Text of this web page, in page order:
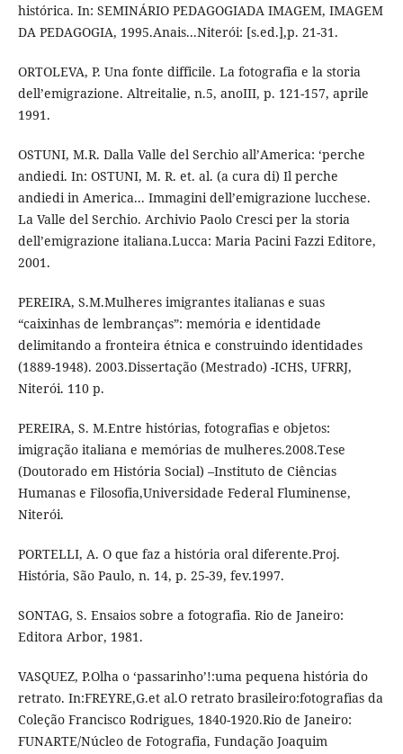
histórica. In: SEMINÁRIO PEDAGOGIADA IMAGEM, IMAGEM
DA PEDAGOGIA, 1995.Anais...Niterói: [s.ed.],p. 21-31.
ORTOLEVA, P. Una fonte difficile. La fotografia e la storia
dell’emigrazione. Altreitalie, n.5, anoIII, p. 121-157, aprile
1991.
OSTUNI, M.R. Dalla Valle del Serchio all’America: ‘perche
andiedi. In: OSTUNI, M. R. et. al. (a cura di) Il perche
andiedi in America... Immagini dell’emigrazione lucchese.
La Valle del Serchio. Archivio Paolo Cresci per la storia
dell’emigrazione italiana.Lucca: Maria Pacini Fazzi Editore,
2001.
PEREIRA, S.M.Mulheres imigrantes italianas e suas
“caixinhas de lembranças”: memória e identidade
delimitando a fronteira étnica e construindo identidades
(1889-1948). 2003.Dissertação (Mestrado) -ICHS, UFRRJ,
Niterói. 110 p.
PEREIRA, S. M.Entre histórias, fotografias e objetos:
imigração italiana e memórias de mulheres.2008.Tese
(Doutorado em História Social) –Instituto de Ciências
Humanas e Filosofia,Universidade Federal Fluminense,
Niterói.
PORTELLI, A. O que faz a história oral diferente.Proj.
História, São Paulo, n. 14, p. 25-39, fev.1997.
SONTAG, S. Ensaios sobre a fotografia. Rio de Janeiro:
Editora Arbor, 1981.
VASQUEZ, P.Olha o ‘passarinho’!:uma pequena história do
retrato. In:FREYRE,G.et al.O retrato brasileiro:fotografias da
Coleção Francisco Rodrigues, 1840-1920.Rio de Janeiro:
FUNARTE/Núcleo de Fotografia, Fundação Joaquim